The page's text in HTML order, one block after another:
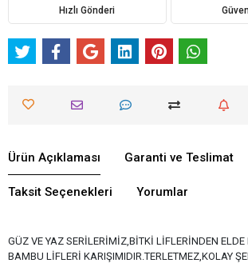
Hızlı Gönderi
Ürün Açıklaması Garanti ve Teslimat
Taksit Seçenekleri Yorumlar
GÜZ VE YAZ SERİLERİMİZ,BİTKİ LİFLERİNDEN ELDE
BAMBU LİFLERİ KARIŞIMIDIR.TERLETMEZ,KOLAY